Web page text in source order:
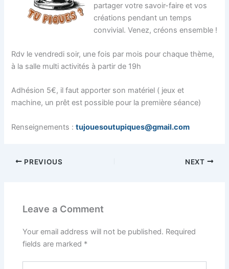
partager votre savoir-faire et vos
créations pendant un temps
convivial. Venez, créons ensemble !
Rdv le vendredi soir, une fois par mois pour chaque thème,
à la salle multi activités à partir de 19h
Adhésion 5€, il faut apporter son matériel ( jeux et
machine, un prêt est possible pour la première séance)
Renseignements :tujouesoutupiques@gmail.com
PREVIOUS NEXT
Leave a Comment
Your email address will not be published. Required
fields are marked *